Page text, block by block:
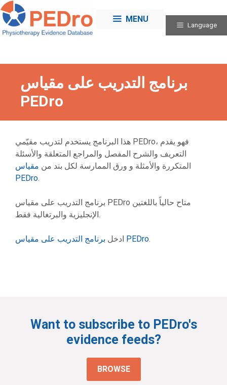
Skip
to
content
MENU
Language
برنامج التدريب على مقياس
PEDro
هذا البرنامج يستخدم لتدريب مقيّمي PEDro، فهو يقدم
التعريف والشرح المفصل والمراجع المتعلقة والأسئلة
المتكررة والأمثلة و ورق الممارسة لكل بند من مقياس
PEDro.
برنامج التدريب على مقياس PEDro متاح حالياً باللغتين
الإنجليزية والبرتغالية فقط.
ادخل برنامج التدريب على مقياس PEDro.
Want to subscribe to PEDro's
evidence feeds?
BROWSE